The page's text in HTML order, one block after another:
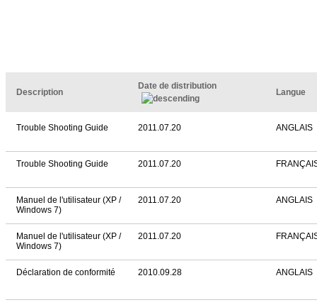
Description
Date de distribution
Langue
Trouble Shooting Guide 2011.07.20 ANGLAIS
Trouble Shooting Guide 2011.07.20
Manuel de l'utilisateur (XP /
Windows 7)
2011.07.20 ANGLAIS
Manuel de l'utilisateur (XP /
Windows 7)
2011.07.20
Déclaration de conformité 2010.09.28 ANGLAIS